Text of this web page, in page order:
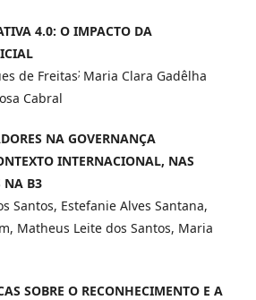
4.0: O IMPACTO DA
de Freitas; Maria Clara Gadêlha
Cabral
NA GOVERNANÇA
INTERNACIONAL, NAS
NA B3
Santos, Estefanie Alves Santana,
Matheus Leite dos Santos, Maria
SOBRE O RECONHECIMENTO E A